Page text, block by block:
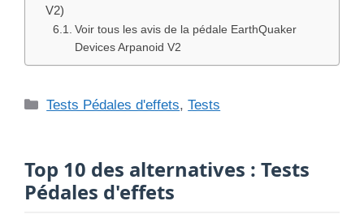
V2)
Voir tous les avis de la pédale EarthQuaker
Devices Arpanoid V2
Catégories
Tests Pédales d'effets,Tests
Top 10 des alternatives : Tests
Pédales d'effets